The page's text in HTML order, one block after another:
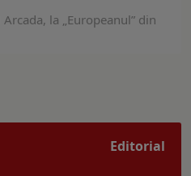
la „Europeanul” din
Editorial